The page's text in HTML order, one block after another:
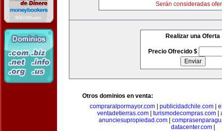
Serán consideradas
Realizar una Oferta
Precio Ofrecido $
Otros dominios en venta:
compraralpormayor.com| publicidadchile.com|
ventadetierras.com
turismodecompras.com
anunciesupropiedad.com|
datacenter.com|